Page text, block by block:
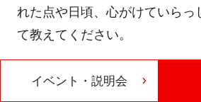
れた点や日頃、心がけていらっ
て教えてください。
ベーキングクラスはプログラム
イベント・説明会